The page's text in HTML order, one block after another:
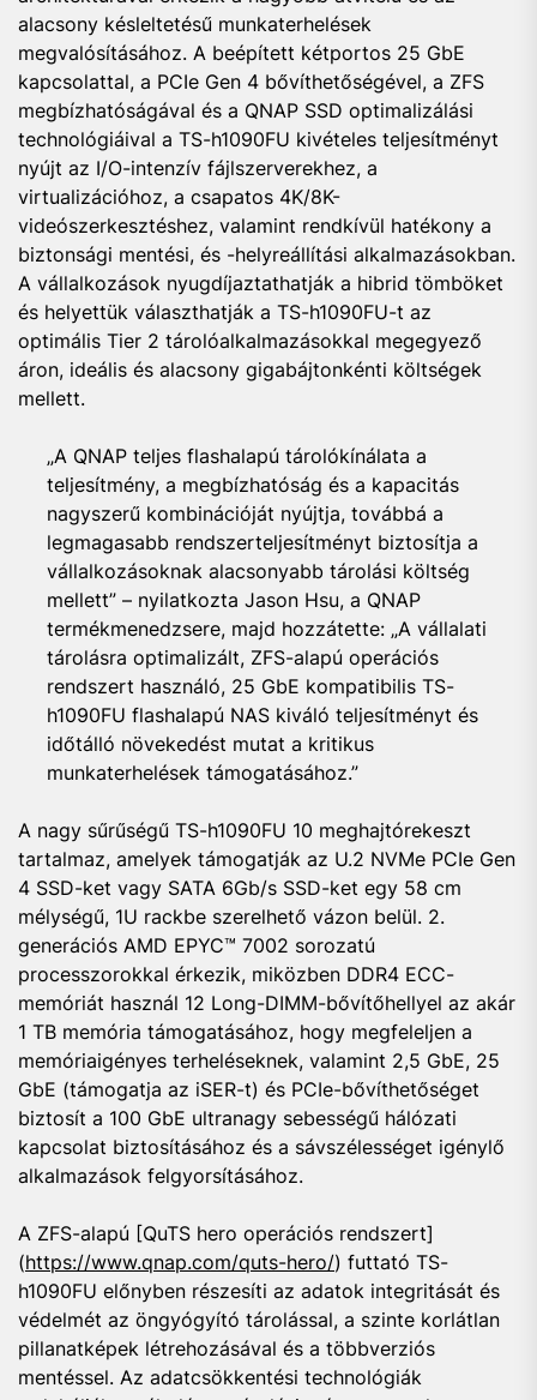
alacsony késleltetésű munkaterhelések
megvalósításához. A beépített kétportos 25 GbE
kapcsolattal, a PCIe Gen 4 bővíthetőségével, a ZFS
megbízhatóságával és a QNAP SSD optimalizálási
technológiáival a TS-h1090FU kivételes teljesítményt
nyújt az I/O-intenzív fájlszerverekhez, a
virtualizációhoz, a csapatos 4K/8K-
videószerkesztéshez, valamint rendkívül hatékony a
biztonsági mentési, és -helyreállítási alkalmazásokban.
A vállalkozások nyugdíjaztathatják a hibrid tömböket
és helyettük választhatják a TS-h1090FU-t az
optimális Tier 2 tárolóalkalmazásokkal megegyező
áron, ideális és alacsony gigabájtonkénti költségek
mellett.
„A QNAP teljes flashalapú tárolókínálata a
teljesítmény, a megbízhatóság és a kapacitás
nagyszerű kombinációját nyújtja, továbbá a
legmagasabb rendszerteljesítményt biztosítja a
vállalkozásoknak alacsonyabb tárolási költség
mellett” – nyilatkozta Jason Hsu, a QNAP
termékmenedzsere, majd hozzátette: „A vállalati
tárolásra optimalizált, ZFS-alapú operációs
rendszert használó, 25 GbE kompatibilis TS-
h1090FU flashalapú NAS kiváló teljesítményt és
időtálló növekedést mutat a kritikus
munkaterhelések támogatásához.”
A nagy sűrűségű TS-h1090FU 10 meghajtórekeszt
tartalmaz, amelyek támogatják az U.2 NVMe PCIe Gen
4 SSD-ket vagy SATA 6Gb/s SSD-ket egy 58 cm
mélységű, 1U rackbe szerelhető vázon belül. 2.
generációs AMD EPYC™ 7002 sorozatú
processzorokkal érkezik, miközben DDR4 ECC-
memóriát használ 12 Long-DIMM-bővítőhellyel az akár
1 TB memória támogatásához, hogy megfeleljen a
memóriaigényes terheléseknek, valamint 2,5 GbE, 25
GbE (támogatja az iSER-t) és PCIe-bővíthetőséget
biztosít a 100 GbE ultranagy sebességű hálózati
kapcsolat biztosításához és a sávszélességet igénylő
alkalmazások felgyorsításához.
A ZFS-alapú [QuTS hero operációs rendszert]
(https://www.qnap.com/quts-hero/) futtató TS-
h1090FU előnyben részesíti az adatok integritását és
védelmét az öngyógyító tárolással, a szinte korlátlan
pillanatképek létrehozásával és a többverziós
mentéssel. Az adatcsökkentési technológiák